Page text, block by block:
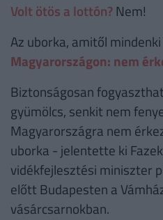
Volt ötös a lottón?Nem!
Az uborka, amitől
Magyarországon: nem
Biztonságosan
gyümölcs, senkit nem
Magyarországra nem
uborka - jelentette ki
vidékfejlesztési miniszter
előtt Budapesten a
vásárcsarnokban.